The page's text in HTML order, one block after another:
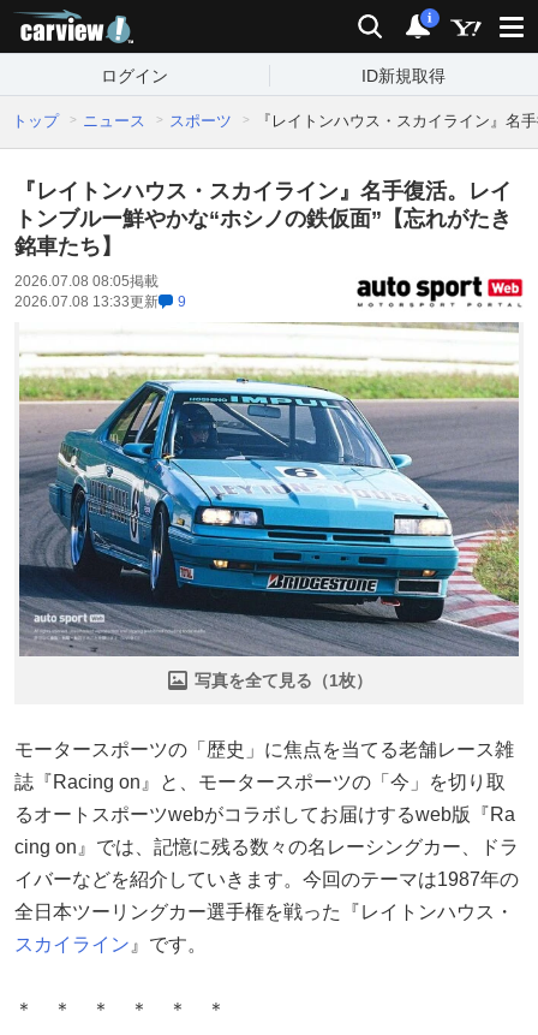
検索 通知
i
ログイン ID新規取得
トップ ニュース スポーツ 『レイトンハウス・スカイライン』名
『レイトンハウス・スカイライン』名手復活。レイ
トンブルー鮮やかな“ホシノの鉄仮面”【忘れがたき
銘車たち】
2026.07.08 08:05掲載
2026.07.08 13:33更新 9
写真を全て見る（1枚）
モータースポーツの「歴史」に焦点を当てる老舗レース雑
誌『Racing on』と、モータースポーツの「今」を切り取
るオートスポーツwebがコラボしてお届けするweb版『Ra
cing on』では、記憶に残る数々の名レーシングカー、ドラ
イバーなどを紹介していきます。今回のテーマは1987年の
全日本ツーリングカー選手権を戦った『レイトンハウス・
スカイライン 』です。
＊ ＊ ＊ ＊ ＊ ＊